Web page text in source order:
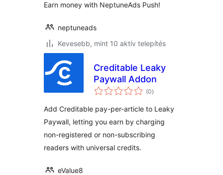
Earn money with NeptuneAds Push!
neptuneads
Kevesebb, mint 10 aktív telepítés
Creditable Leaky
Paywall Addon
(0értékelés
összesen
)
Add Creditable pay-per-article to Leaky
Paywall, letting you earn by charging
non-registered or non-subscribing
readers with universal credits.
eValue8